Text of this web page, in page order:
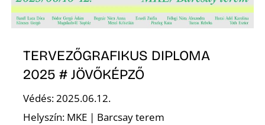
TERVEZŐGRAFIKUS DIPLOMA
2025 # JÖVŐKÉPZŐ
Védés: 2025.06.12.
Helyszín: MKE | Barcsay terem